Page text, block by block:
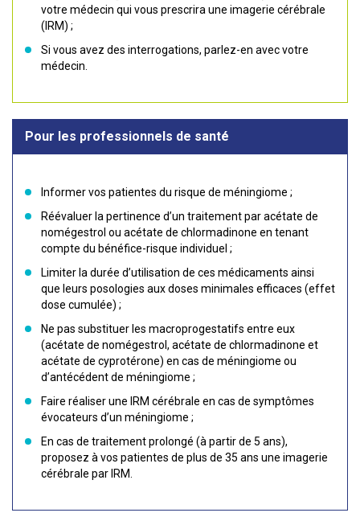
votre médecin qui vous prescrira une imagerie cérébrale
(IRM) ;
Si vous avez des interrogations, parlez-en avec votre
médecin.
Pour les professionnels de santé
Informer vos patientes du risque de méningiome ;
Réévaluer la pertinence d’un traitement par acétate de
nomégestrol ou acétate de chlormadinone en tenant
compte du bénéfice-risque individuel ;
Limiter la durée d’utilisation de ces médicaments ainsi
que leurs posologies aux doses minimales efficaces (effet
dose cumulée) ;
Ne pas substituer les macroprogestatifs entre eux
(acétate de nomégestrol, acétate de chlormadinone et
acétate de cyprotérone) en cas de méningiome ou
d’antécédent de méningiome ;
Faire réaliser une IRM cérébrale en cas de symptômes
évocateurs d’un méningiome ;
En cas de traitement prolongé (à partir de 5 ans),
proposez à vos patientes de plus de 35 ans une imagerie
cérébrale par IRM.